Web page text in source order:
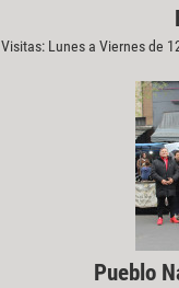
Visitas: Lunes a Viernes de
Pueblo